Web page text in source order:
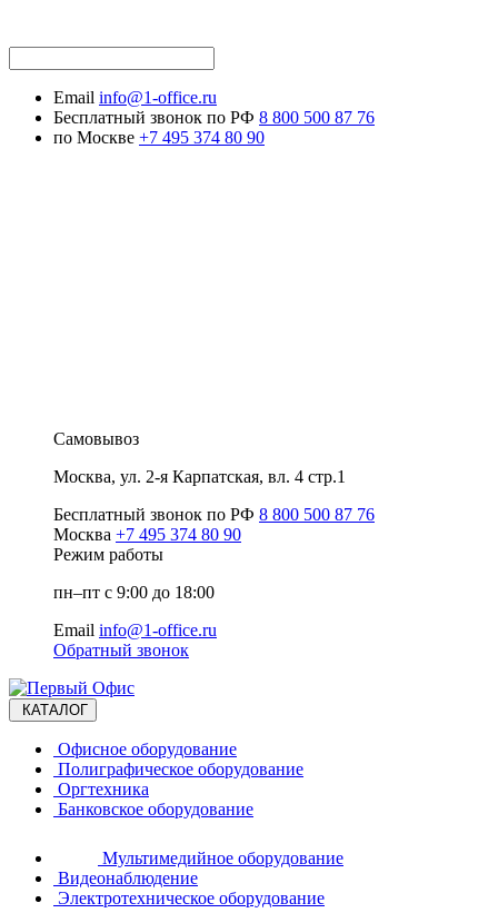
Email info@1-office.ru
Бесплатный звонок по РФ 8 800 500 87 76
по Москве +7 495 374 80 90
Самовывоз
Москва, ул. 2-я Карпатская, вл. 4 стр.1
Бесплатный звонок по РФ 8 800 500 87 76
Москва +7 495 374 80 90
Режим работы
пн–пт с 9:00 до 18:00
Email info@1-office.ru
Обратный звонок
КАТАЛОГ
Офисное оборудование
Полиграфическое оборудование
Оргтехника
Банковское оборудование
Мультимедийное оборудование
Видеонаблюдение
Электротехническое оборудование